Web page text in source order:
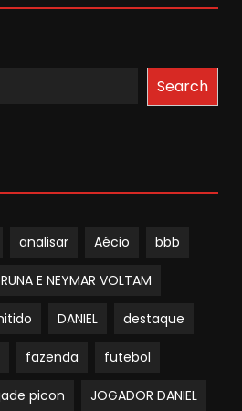
Search
analisar Aécio bbb
E NEYMAR VOLTAM
DANIEL destaque
fazenda futebol
picon JOGADOR DANIEL